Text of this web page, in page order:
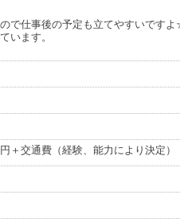
で仕事後の予定も立てやすいです
います。
＋交通費（経験、能力により決定）